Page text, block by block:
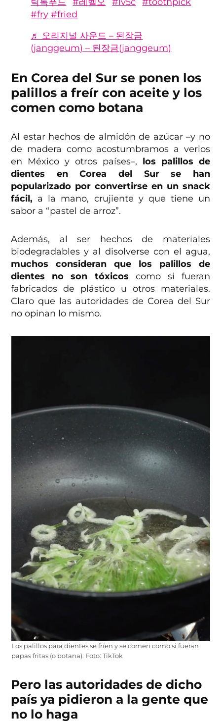
#fry #fried
♬ 오리지널 사운드 – 된장금
(janggeum) – 된장금(janggeum)
En Corea del Sur se ponen los
palillos a freír con aceite y los
comen como botana
Al estar hechos de almidón de azúcar –y no
de madera como acostumbramos a verlos
en México y otros países–, los palillos de
dientes en Corea del Sur se han
popularizado por convertirse en un snack
fácil, a la mano, crujiente y que tiene un
sabor a “pastel de arroz”.
Además, al ser hechos de materiales
biodegradables y al disolverse con el agua,
muchos consideran que los palillos de
dientes no son tóxicos como si fueran
fabricados de plástico u otros materiales.
Claro que las autoridades de Corea del Sur
no opinan lo mismo.
Los palillos para dientes se fríen y se comen como si fueran
papas fritas (o botana). Foto: TikTok
Pero las autoridades de dicho
país ya pidieron a la gente que
no lo haga